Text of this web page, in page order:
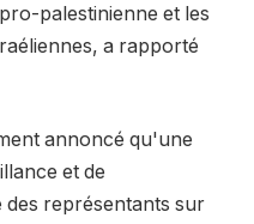
palestinienne et les
a rapporté
annoncé qu'une
et de
des représentants sur